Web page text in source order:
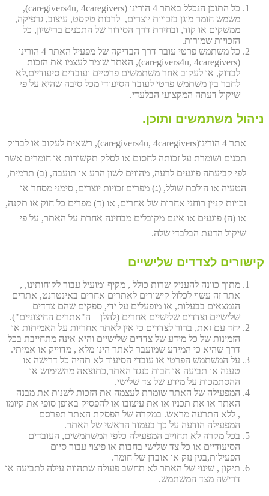
כל התוכן הנכלל באתר 4 הורינו (caregivers4u, 4caregivers),
משמש חומר מוגן בזכויות יוצרים, לרבות טקסט, עיצוב, גרפיקה,
ממשקים או קוד, ובחירת דרך הסידור של התכנים ברישיון, כל
הזכויות שמורות.
כל משתמש פרטי עובר דרך הבדיקה של מפעיל האתר 4 הורינו
(caregivers4u, 4caregivers), האתר שומר לעצמו את הזכות
לבדוק, או לעקוב אחר משתמשים פרטיים ועובדים סיעודיים,לא
לחבר בין משתמש פרטי לעובד הסיעודי מכל סיבה שהיא על פי
שיקול דעתה המקצועי הבלעדי.
ניהול משתמשים ותוכן.
אתר 4 הורינו(caregivers4u, 4caregivers), רשאית לעקוב או לבדוק
תכנים ושומרת על זכותה לחסום או לסלק תקשורות או חומרים אשר
לפי קביעתה פוגעים לרעה, מהווים לשון הרע או תועבה, (ב) תרמית,
הטעיה או הולכת שולל, (ג) מפרים זכויות יוצרים, סימני מסחר או
זכויות קניין רוחני אחרות של אחרים, או (ד) מפרים כל חוק או תקנה,
או (ה) פוגעים או אינם מקובלים מבחינה אחרת על האתר, על פי
שיקול הדעת הבלבדי שלה.
קישורים לצדדים שלישיים
מתוך כוונה להעניק שרות כולל , מקיף ומועיל עבור לקוחותינו, ,
אתר זה עשוי לכלול קישורים לאתרים אחרים באינטרנט, אתרים
הנמצאים בבעלות, או מופעלים על ידי, ספקים שהם צדדים
שלישיים וצדדים שלישיים אחרים (להלן – ה"אתרים החיצוניים").
יחד עם זאת, ברור לצדדים כי אין לאתר אחריות על האמיתות או
הזמינות של כל מידע של צדדים שלישיים והיא אינה מתחייבת בכל
דרך שהיא כי המידע שמועבר לאתר הינו מלא , מדוייק או אמיתי.
על המשתמש הפרטי או עובדי הסיעוד לא תהיה כל דרישה או
טענה או תביעה או חבות כנגד האתר,כתוצאה מהשימוש או
ההסתמכות על מידע של צד שלישי.
המפעילה של האתר שומרת לעצמה את הזכות לשנות את מבנה
האתר או את תכניו או את עיצובו או להפסיק באופן סופי את קיומו
, ללא התרעה מראש. במקרה של הפסקת האתר תפרסם
המפעילה הודעה על כך בעמוד הראשי של האתר.
בכל מקרה לא תחוייב המפעילה כלפי המשתמשים, העובדים
הסיעודיים או כל צד שלישי בחבות או פיצוי עבור סיום
הפעילות,בגין נזק או אובדן של חומר.
תיקון , שינוי של האתר לא תחשב פעולה שתהווה עילה לתביעה או
דרישה מצד המשתמש.